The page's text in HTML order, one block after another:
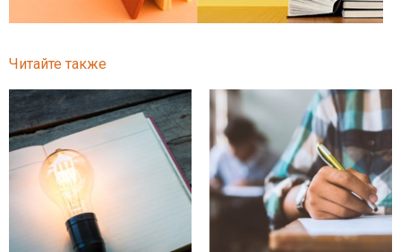
Читайте также